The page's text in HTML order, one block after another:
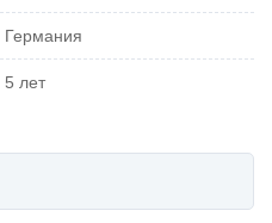
Германия
5 лет